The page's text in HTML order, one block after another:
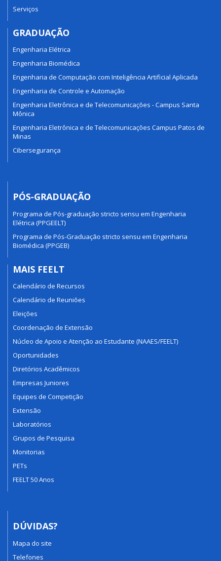
Serviços
GRADUAÇÃO
Engenharia Elétrica
Engenharia Biomédica
Engenharia de Computação com Inteligência Artificial Aplicada
Engenharia de Controle e Automação
Engenharia Eletrônica e de Telecomunicações - Campus Santa
Mônica
Engenharia Eletrônica e de Telecomunicações Campus Patos de
Minas
Cibersegurança
PÓS-GRADUAÇÃO
Programa de Pós-graduação stricto sensu em Engenharia
Elétrica (PPGEELT)
Programa de Pós-Graduação stricto sensu em Engenharia
Biomédica (PPGEB)
MAIS FEELT
Calendário de Recursos
Calendário de Reuniões
Eleições
Coordenação de Extensão
Núcleo de Apoio e Atenção ao Estudante (NAAES/FEELT)
Oportunidades
Diretórios Acadêmicos
Empresas Juniores
Equipes de Competição
Extensão
Laboratórios
Grupos de Pesquisa
Monitorias
PETs
FEELT 50 Anos
DÚVIDAS?
Mapa do site
Telefones